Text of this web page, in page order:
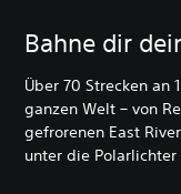
Bahne dir
Über 70 Strecken an
ganzen Welt – von
gefrorenen East
unter die Polarlichter